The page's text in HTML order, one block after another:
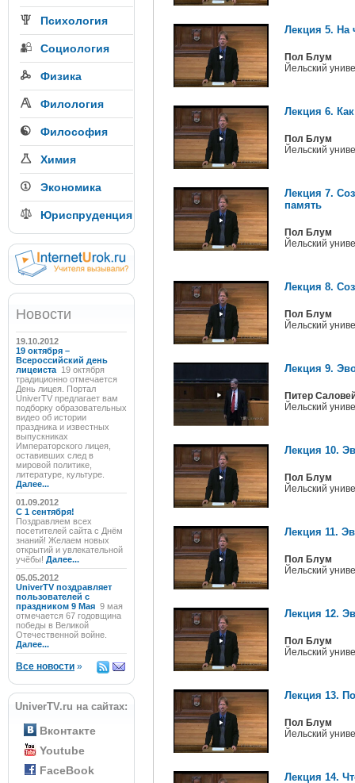
Психология
Социология
Физика
Филология
Философия
Химия
Экономика
Юриспруденция
Новости
19.10.2012
19 октября –
Всероссийский день
лицеиста 19 октября
традиционно отмечается
День лицея. Портал
UniverTV предлагает вам
подборку образовательных
видео об истории
праздника и известных
выпускниках
Императорского лицея,
оставивших след в
мировой политике,
литературе, культуре.
Далее...
01.09.2012
C 1 сентября!
Поздравляем всех
посетителей сайта с Днём
знаний! Желаем новых
открытий и увлекательной
учёбы! Далее...
05.05.2012
UniverTV поздравляет
пользователей с
праздником 9 Мая 9 мая
отмечается 67 годовщина
победы в Великой
Отечественной войне.
Далее...
Все новости »
UniverTV.ru на сайтах:
Вконтакте
Youtube
FaceBook
Лекция 5. На
Пол Блум
Йельский
Лекция 6.
Пол Блум
Йельский
Лекция 7.
память
Пол Блум
Йельский
Лекция 8.
Пол Блум
Йельский
Лекция 9.
Питер
Йельский
Лекция 10.
Пол Блум
Йельский
Лекция 11.
Пол Блум
Йельский
Лекция 12.
Пол Блум
Йельский
Лекция 13.
Пол Блум
Йельский
Лекция 14.